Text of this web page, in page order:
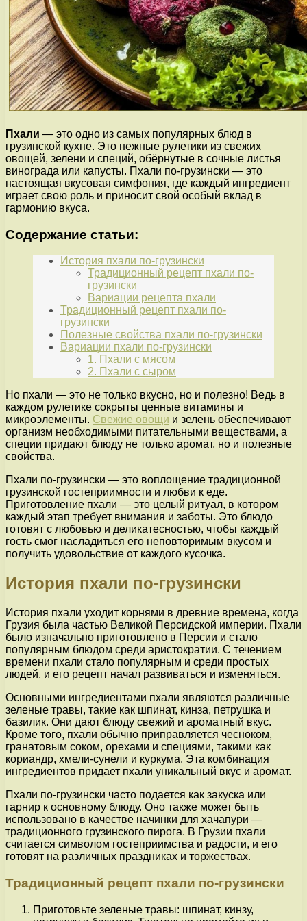
Пхали — это одно из самых популярных блюд в
грузинской кухне. Это нежные рулетики из свежих
овощей, зелени и специй, обёрнутые в сочные листья
винограда или капусты. Пхали по-грузински — это
настоящая вкусовая симфония, где каждый ингредиент
играет свою роль и приносит свой особый вклад в
гармонию вкуса.
Содержание статьи:
История пхали по-грузински
Традиционный рецепт пхали по-
грузински
Вариации рецепта пхали
Традиционный рецепт пхали по-
грузински
Полезные свойства пхали по-грузински
Вариации пхали по-грузински
1. Пхали с мясом
2. Пхали с сыром
Но пхали — это не только вкусно, но и полезно! Ведь в
каждом рулетике сокрыты ценные витамины и
микроэлементы. Свежие овощи и зелень обеспечивают
организм необходимыми питательными веществами, а
специи придают блюду не только аромат, но и полезные
свойства.
Пхали по-грузински — это воплощение традиционной
грузинской гостеприимности и любви к еде.
Приготовление пхали — это целый ритуал, в котором
каждый этап требует внимания и заботы. Это блюдо
готовят с любовью и деликатесностью, чтобы каждый
гость смог насладиться его неповторимым вкусом и
получить удовольствие от каждого кусочка.
История пхали по-грузински
История пхали уходит корнями в древние времена, когда
Грузия была частью Великой Персидской империи. Пхали
было изначально приготовлено в Персии и стало
популярным блюдом среди аристократии. С течением
времени пхали стало популярным и среди простых
людей, и его рецепт начал развиваться и изменяться.
Основными ингредиентами пхали являются различные
зеленые травы, такие как шпинат, кинза, петрушка и
базилик. Они дают блюду свежий и ароматный вкус.
Кроме того, пхали обычно приправляется чесноком,
гранатовым соком, орехами и специями, такими как
кориандр, хмели-сунели и куркума. Эта комбинация
ингредиентов придает пхали уникальный вкус и аромат.
Пхали по-грузински часто подается как закуска или
гарнир к основному блюду. Оно также может быть
использовано в качестве начинки для хачапури —
традиционного грузинского пирога. В Грузии пхали
считается символом гостеприимства и радости, и его
готовят на различных праздниках и торжествах.
Традиционный рецепт пхали по-грузински
Приготовьте зеленые травы: шпинат, кинзу,